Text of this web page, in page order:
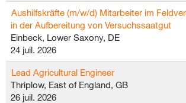
Aushilfskräfte (m/w/d) Mitarbeiter im
in der Aufbereitung von Versuchssaatgut
Einbeck, Lower Saxony, DE
24 juil. 2026
Lead Agricultural Engineer
Thriplow, East of England, GB
26 juil. 2026